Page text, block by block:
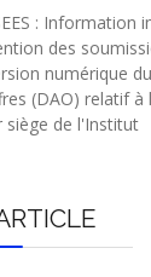
: Information
des
numérique
(DAO) relatif
siège de l'Institut